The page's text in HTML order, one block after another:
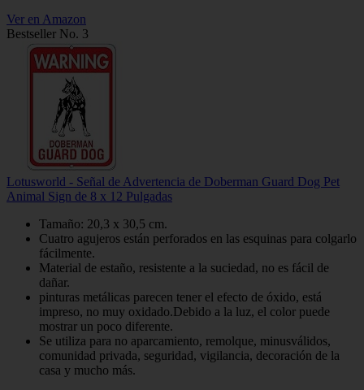
Ver en Amazon
Bestseller No. 3
Lotusworld - Señal de Advertencia de Doberman Guard Dog Pet
Animal Sign de 8 x 12 Pulgadas
Tamaño: 20,3 x 30,5 cm.
Cuatro agujeros están perforados en las esquinas para colgarlo
fácilmente.
Material de estaño, resistente a la suciedad, no es fácil de
dañar.
pinturas metálicas parecen tener el efecto de óxido, está
impreso, no muy oxidado.Debido a la luz, el color puede
mostrar un poco diferente.
Se utiliza para no aparcamiento, remolque, minusválidos,
comunidad privada, seguridad, vigilancia, decoración de la
casa y mucho más.